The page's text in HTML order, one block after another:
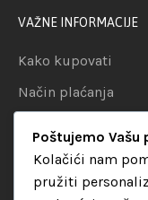
VAŽNE INFORMACIJE
Kako kupovati
Način plaćanja
Politika privatnosti
KATEGORIJE
Poštujemo
Kolačići nam
pružiti